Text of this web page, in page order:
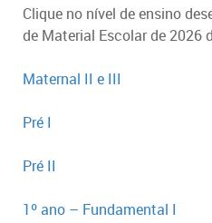
Clique no nível de ensino
de Material Escolar de 2026
Maternal II e III
Pré I
Pré II
1º ano – Fundamental I